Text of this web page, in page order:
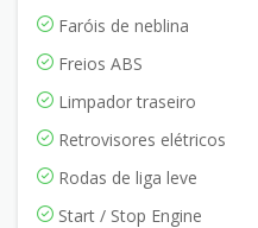
Faróis de neblina
Freios ABS
Limpador traseiro
Retrovisores elétricos
Rodas de liga leve
Start / Stop Engine